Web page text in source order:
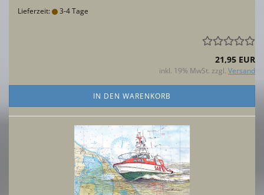
Lieferzeit: 3-4 Tage
21,95 EUR
inkl. 19% MwSt. zzgl. Versand
IN DEN WARENKORB